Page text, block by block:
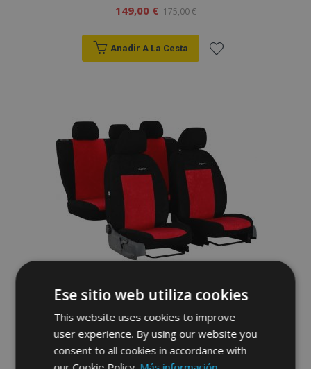
149,00 € 175,00 €
Anadir A La Cesta
Lista
de
Deseos
Fundas de asiento a medida Elegance
(tejido) Kia Niro I (2016-2022)
152,00 €
Ese sitio web utiliza cookies
This website uses cookies to improve
user experience. By using our website you
consent to all cookies in accordance with